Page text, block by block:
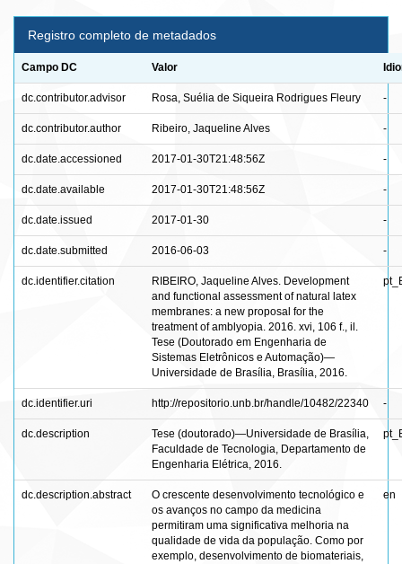
Registro completo de metadados
Campo DC Valor
dc.contributor.advisor Rosa, Suélia de Siqueira Rodrigues Fleury -
dc.contributor.author Ribeiro, Jaqueline Alves -
dc.date.accessioned 2017-01-30T21:48:56Z -
dc.date.available 2017-01-30T21:48:56Z -
dc.date.issued 2017-01-30 -
dc.date.submitted 2016-06-03 -
dc.identifier.citation
RIBEIRO, Jaqueline Alves. Development
and functional assessment of natural latex
membranes: a new proposal for the
treatment of amblyopia. 2016. xvi, 106 f., il.
Tese (Doutorado em Engenharia de
Sistemas Eletrônicos e Automação)—
Universidade de Brasília, Brasília, 2016.
dc.identifier.uri http://repositorio.unb.br/handle/10482/22340 -
dc.description
Tese (doutorado)—Universidade de Brasília,
Faculdade de Tecnologia, Departamento de
Engenharia Elétrica, 2016.
dc.description.abstract
O crescente desenvolvimento tecnológico e
os avanços no campo da medicina
permitiram uma significativa melhoria na
qualidade de vida da população. Como por
exemplo, desenvolvimento de biomateriais,
en